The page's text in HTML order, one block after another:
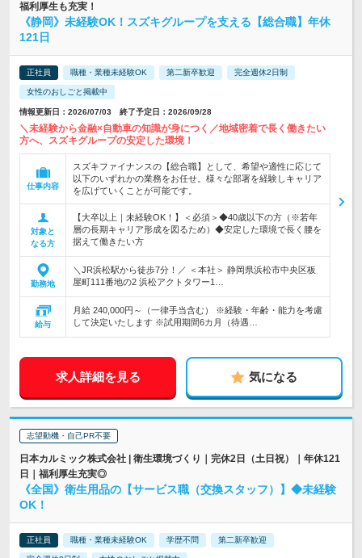
福利厚生も充実！
《静岡》未経験OK！スズキグループを支える【総合職】年休
121日
正社員 職種・業種未経験OK 第二新卒歓迎 完全週休2日制
女性のおしごと掲載中
情報更新日：2026/07/03 終了予定日：2026/09/28
＼未経験から金融×自動車の知識が身につく／地域密着で長く働きたい
方へ、スズキグループの安定した環境！
仕事内容
スズキファイナンスの【総合職】として、希望や適性に応じて
以下のいずれかの業務をお任せ。様々な部署を経験しキャリア
を広げていくことが可能です。
対象と
なる方
【大卒以上｜未経験OK！】＜必須＞◆40歳以下の方（※若年
層の長期キャリア形成を図るため）◆安定した環境で長く腰を
据えて働きたい方
勤務地
＼JR浜松駅から徒歩7分！／ ＜本社＞ 静岡県浜松市中央区板
屋町111番地の2 浜松アクトタワー1…
給与
月給 240,000円～（一律手当含む） ※経験・年齢・能力を考慮
して決定いたします ※試用期間6カ月（待遇…
求人詳細を見る 気になる
志望動機・自己PR不要
日本カルミック株式会社 | 衛生環境づくり｜完休2日（土日祝）｜年休121
日｜福利厚生充実◎
《全国》衛生用品の【サービス職（交換スタッフ）】◆未経験
OK！
正社員 職種・業種未経験OK 学歴不問 第二新卒歓迎